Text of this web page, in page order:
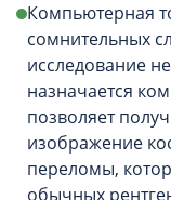
Компьютерная
сомнительных
исследование
назначается
позволяет
изображение
переломы,
обычных